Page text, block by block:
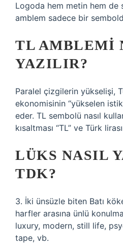
Logoda hem metin hem de
amblem sadece bir
TL AMBLEMI
YAZILIR?
Paralel çizgilerin yükselişi,
ekonomisinin “yükselen
eder. TL sembolü nasıl
kısaltması “TL” ve Türk
LÜKS NASIL
TDK?
3. İki ünsüzle biten Batı
harfler arasına ünlü
luxury, modern, still life,
tape, vb.